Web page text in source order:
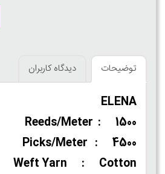
توضیحات دیدگاه کاربران
ELENA
Reeds/Meter : 1500
Picks/Meter : 4500
Weft Yarn : Cotton